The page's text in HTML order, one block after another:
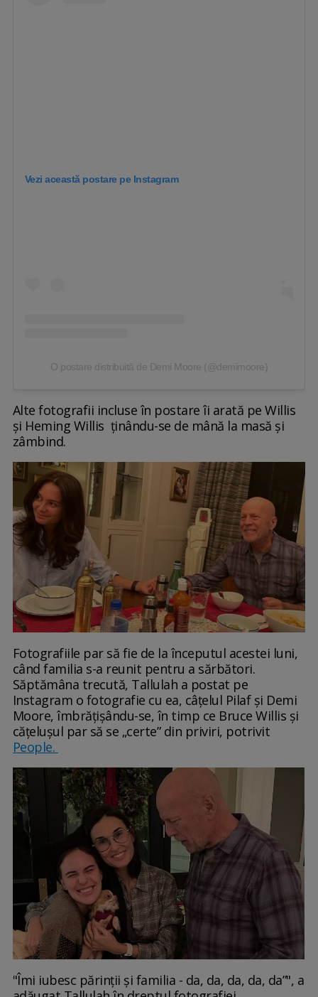
Vezi această postare pe Instagram
O postare distribuită de Demi Moore (@demimoore)
Alte fotografii incluse în postare îi arată pe Willis
și Heming Willis ținându-se de mână la masă și
zâmbind.
Fotografiile par să fie de la începutul acestei luni,
când familia s-a reunit pentru a sărbători.
Săptămâna trecută, Tallulah a postat pe
Instagram o fotografie cu ea, câțelul Pilaf și Demi
Moore, îmbrățișându-se, în timp ce Bruce Willis și
cățelușul par să se „certe” din priviri, potrivit
People.
"Îmi iubesc părinții și familia - da, da, da, da, da”", a